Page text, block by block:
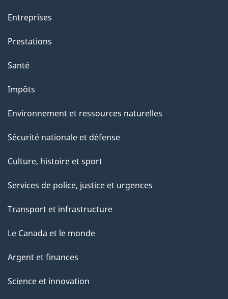
Entreprises
Prestations
Santé
Impôts
Environnement et ressources naturelles
Sécurité nationale et défense
Culture, histoire et sport
Services de police, justice et urgences
Transport et infrastructure
Le Canada et le monde
Argent et finances
Science et innovation